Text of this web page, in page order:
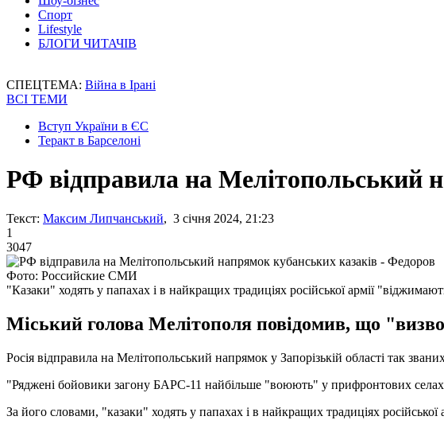
Спорт
Lifestyle
БЛОГИ ЧИТАЧІВ
СПЕЦТЕМА: Війна в Ірані
ВСІ ТЕМИ
Вступ України в ЄС
Теракт в Барселоні
РФ відправила на Мелітопольський
Текст: Максим Липчанський, 3 січня 2024, 21:23
1
3047
Фото: Российские СМИ
"Казаки" ходять у папахах і в найкращих традиціях російської армії
Міський голова Мелітополя повідомив, що
Росія відправила на Мелітопольський напрямок у Запорізькій області так
"Ряджені бойовики загону БАРС-11 найбільше "воюють" у прифронтових
За його словами, "казаки" ходять у папахах і в найкращих традиціях